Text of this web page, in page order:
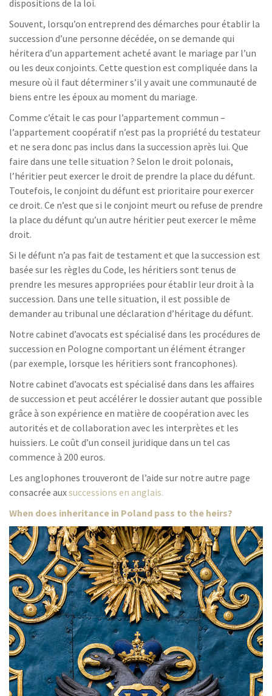
dispositions de la loi.
Souvent, lorsqu’on entreprend des démarches pour établir la
succession d’une personne décédée, on se demande qui
héritera d’un appartement acheté avant le mariage par l’un
ou les deux conjoints. Cette question est compliquée dans la
mesure où il faut déterminer s’il y avait une communauté de
biens entre les époux au moment du mariage.
Comme c’était le cas pour l’appartement commun –
l’appartement coopératif n’est pas la propriété du testateur
et ne sera donc pas inclus dans la succession après lui. Que
faire dans une telle situation ? Selon le droit polonais,
l’héritier peut exercer le droit de prendre la place du défunt.
Toutefois, le conjoint du défunt est prioritaire pour exercer
ce droit. Ce n’est que si le conjoint meurt ou refuse de prendre
la place du défunt qu’un autre héritier peut exercer le même
droit.
Si le défunt n’a pas fait de testament et que la succession est
basée sur les règles du Code, les héritiers sont tenus de
prendre les mesures appropriées pour établir leur droit à la
succession. Dans une telle situation, il est possible de
demander au tribunal une déclaration d’héritage du défunt.
Notre cabinet d’avocats est spécialisé dans les procédures de
succession en Pologne comportant un élément étranger
(par exemple, lorsque les héritiers sont francophones).
Notre cabinet d’avocats est spécialisé dans dans les affaires
de succession et peut accélérer le dossier autant que possible
grâce à son expérience en matière de coopération avec les
autorités et de collaboration avec les interprètes et les
huissiers. Le coût d’un conseil juridique dans un tel cas
commence à 200 euros.
Les anglophones trouveront de l’aide sur notre autre page
consacrée auxsuccessions en anglais.
When does inheritance in Poland pass to the heirs?